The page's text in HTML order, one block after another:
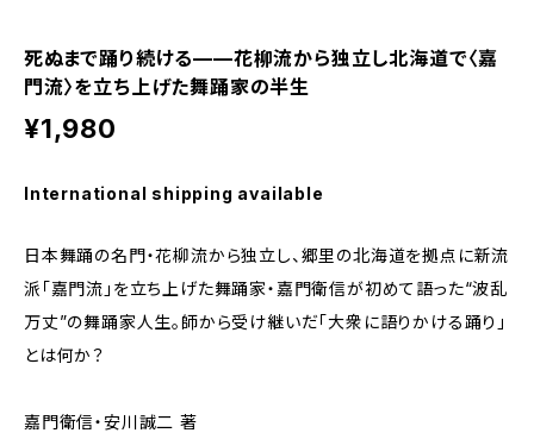
死ぬまで踊り続ける——花柳流から独立し北海道で〈嘉
門流〉を立ち上げた舞踊家の半生
¥1,980
International shipping available
日本舞踊の名門・花柳流から独立し、郷里の北海道を拠点に新流
派「嘉門流」を立ち上げた舞踊家・嘉門衛信が初めて語った“波乱
万丈”の舞踊家人生。師から受け継いだ「大衆に語りかける踊り」
とは何か？
嘉門衛信・安川誠二 著